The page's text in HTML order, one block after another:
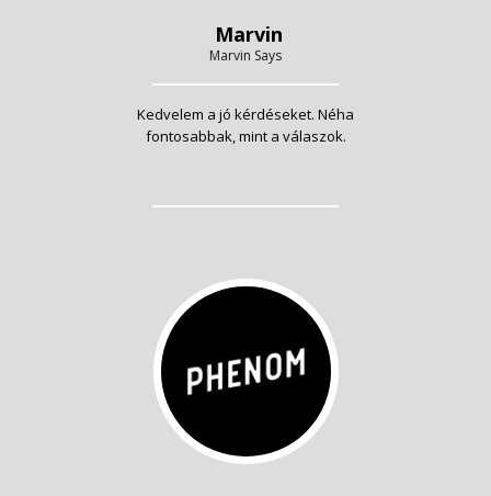
Marvin
Marvin Says
Kedvelem a jó kérdéseket. Néha
fontosabbak, mint a válaszok.